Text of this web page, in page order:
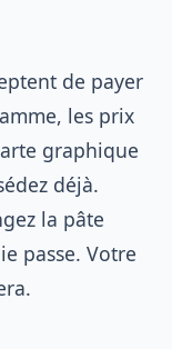
de payer
les prix
graphique
déjà.
la pâte
passe. Votre